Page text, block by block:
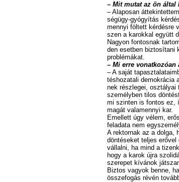
– Mit mu­tat az ön ál­tal
– Ala­po­san
ség­ügy-gyó­gyí­tás
men­­nyi föl­tett kér­dés­re
szen a ka­rok­kal együtt
Na­gyon fon­tos­nak
den eset­ben biz­to­sí­ta­ni
prob­lé­má­kat.
– Mi er­re
– A sa­ját
tés­ho­za­ta­li de­mok­rá­cia
nek rész­le­gei, osz­tá­lyai
sze­mély­ben ti­los
mi szin­ten is fon­tos ez,
ma­gát va­la­men­­nyi kar.
Emel­lett úgy vé­lem,
fel­ada­ta nem
A rek­tor­nak az a dol­ga,
dön­té­se­ket tel­jes
vál­lal­ni, ha mind a
hogy a ka­rok új­ra
sze­re­pet kí­vá­nok
Biz­tos va­gyok ben­ne,
ös­­sze­fo­gás ré­vén